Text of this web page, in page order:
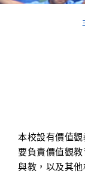
本校設有價值
要負責價值觀
與教，以及其